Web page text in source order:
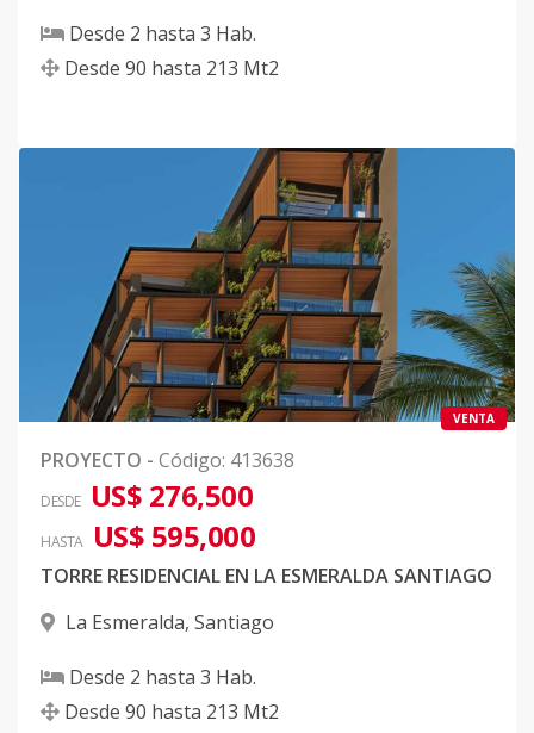
Desde 2 hasta 3 Hab.
Desde 90 hasta 213 Mt2
VENTA
PROYECTO - Código: 413638
DESDE US$ 276,500
HASTA US$ 595,000
TORRE RESIDENCIAL EN LA ESMERALDA SANTIAGO
La Esmeralda, Santiago
Desde 2 hasta 3 Hab.
Desde 90 hasta 213 Mt2